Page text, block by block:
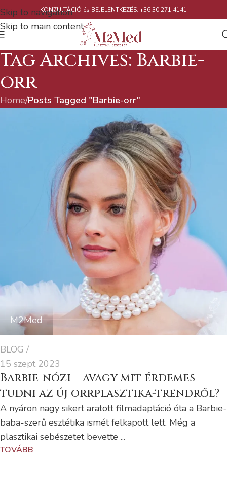
Skip to navigation
Skip to main content
KONZULTÁCIÓ és BEJELENTKEZÉS: +36 30 271 4141
Tag Archives: Barbie-
orr
Home/Posts Tagged "Barbie-orr"
M2Med
BLOG
15 szept 2023
Barbie-nózi – avagy mit érdemes
tudni az új orrplasztika-trendről?
A nyáron nagy sikert aratott filmadaptáció óta a Barbie-
baba-szerű esztétika ismét felkapott lett. Még a
plasztikai sebészetet bevette ...
TOVÁBB